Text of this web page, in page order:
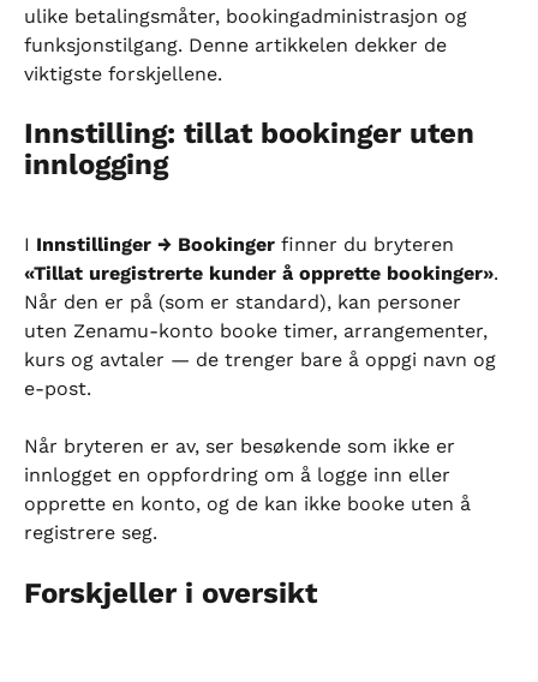
ulike betalingsmåter, bookingadministrasjon og
funksjonstilgang. Denne artikkelen dekker de
viktigste forskjellene.
Innstilling: tillat bookinger uten
innlogging
I Innstillinger → Bookinger finner du bryteren
«Tillat uregistrerte kunder å opprette bookinger».
Når den er på (som er standard), kan personer
uten Zenamu-konto booke timer, arrangementer,
kurs og avtaler — de trenger bare å oppgi navn og
e-post.
Når bryteren er av, ser besøkende som ikke er
innlogget en oppfordring om å logge inn eller
opprette en konto, og de kan ikke booke uten å
registrere seg.
Forskjeller i oversikt